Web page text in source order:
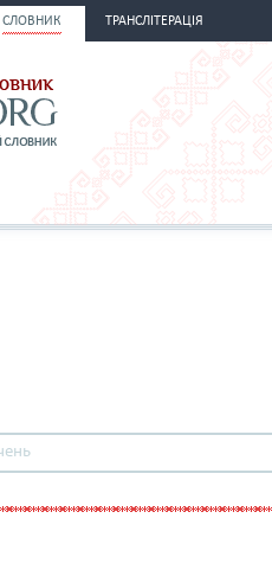
СЛОВНИК ТРАНСЛІТЕРАЦІЯ